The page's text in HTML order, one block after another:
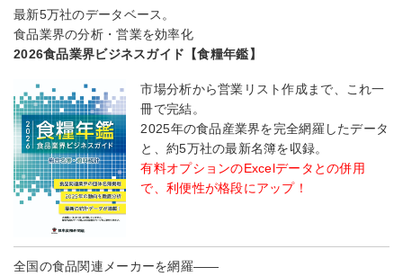
最新5万社のデータベース。
食品業界の分析・営業を効率化
2026食品業界ビジネスガイド【食糧年鑑】
市場分析から営業リスト作成まで、これ一
冊で完結。
2025年の食品産業界を完全網羅したデータ
と、約5万社の最新名簿を収録。
有料オプションのExcelデータとの併用
で、利便性が格段にアップ！
全国の食品関連メーカーを網羅――